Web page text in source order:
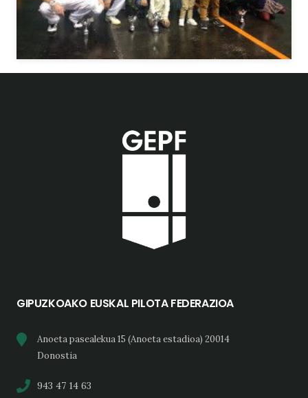
GIPUZKOAKO EUSKAL PILOTA FEDERAZIOA
Anoeta pasealekua 15 (Anoeta estadioa) 20014
Donostia
943 47 14 63